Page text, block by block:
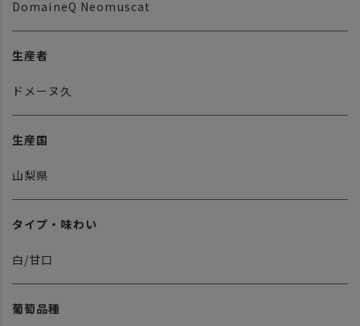
DomaineQ Neomuscat
生産者
ドメーヌ久
生産国
山梨県
タイプ・味わい
白/甘口
葡萄品種